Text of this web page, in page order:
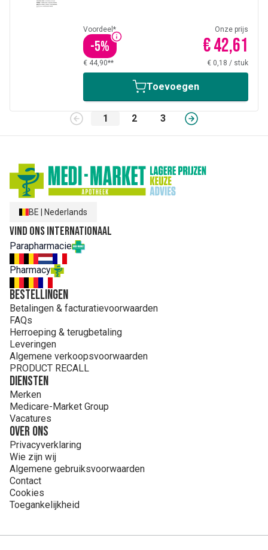
Voordeel*
-5%
Onze prijs
€ 42,61
€ 44,90** € 0,18 / stuk
Toevoegen
1 2 3
BE Nederlands
Vind ons internationaal
Parapharmacie
Pharmacy
Bestellingen
Betalingen & facturatievoorwaarden
FAQs
Herroeping & terugbetaling
Leveringen
Algemene verkoopsvoorwaarden
PRODUCT RECALL
Diensten
Merken
Medicare-Market Group
Vacatures
Over ons
Privacyverklaring
Wie zijn wij
Algemene gebruiksvoorwaarden
Contact
Cookies
Toegankelijkheid